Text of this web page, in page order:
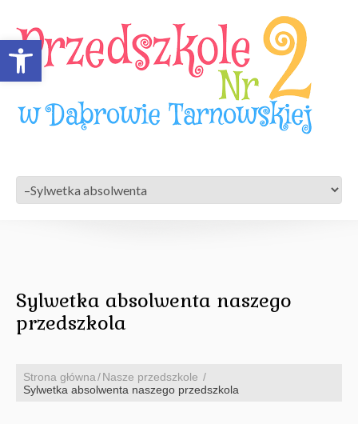
Open toolbar
Sylwetka absolwenta naszego
przedszkola
Strona główna
Nasze przedszkole
Sylwetka absolwenta naszego przedszkola